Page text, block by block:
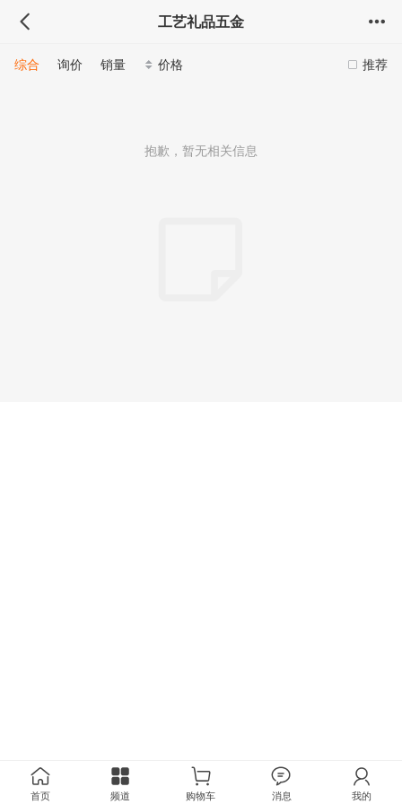
工艺礼品五金
推荐
综合 询价 销量 价格
抱歉，暂无相关信息
首页 频道 购物车 消息 我的